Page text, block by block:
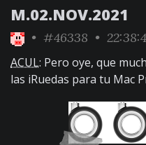
M.02.NOV.2021
• #46338 •
ACUL: Pero oye, que
las iRuedas para tu Mac